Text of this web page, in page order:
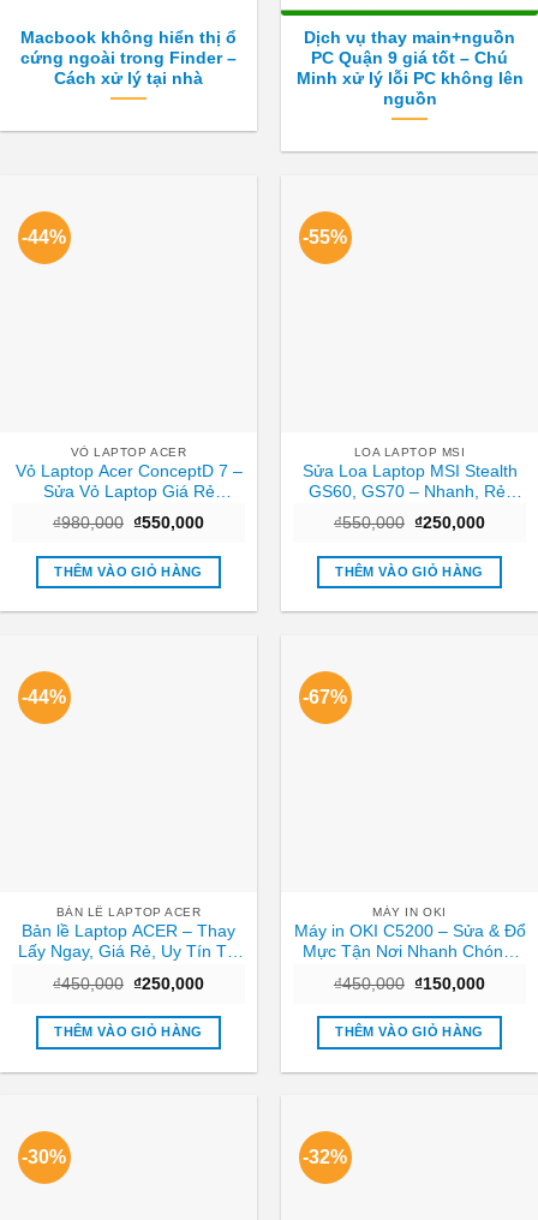
Macbook không hiển thị ổ
cứng ngoài trong Finder –
Cách xử lý tại nhà
Dịch vụ thay main+nguồn
PC Quận 9 giá tốt – Chú
Minh xử lý lỗi PC không lên
nguồn
-44%
VỎ LAPTOP ACER
Vỏ Laptop Acer ConceptD 7 –
Sửa Vỏ Laptop Giá Rẻ
₫980,000 Giá
là:
₫980,000.
₫550,000Giá
tại
₫550,000.
THÊM VÀO GIỎ HÀNG
-55%
LOA LAPTOP MSI
Sửa Loa Laptop MSI Stealth
GS60, GS70 – Nhanh, Rẻ,
₫550,000 Giá
là:
₫550,000.
₫250,000Giá
tại
THÊM VÀO GIỎ HÀNG
-44%
BẢN LỀ LAPTOP ACER
Bản lề Laptop ACER – Thay
Lấy Ngay, Giá Rẻ, Uy Tín Tại
₫450,000 Giá
là:
₫450,000.
₫250,000Giá
tại
₫250,000.
THÊM VÀO GIỎ HÀNG
-67%
MÁY IN OKI
Máy in OKI C5200 – Sửa & Đổ
Mực Tận Nơi Nhanh Chóng,
₫450,000 Giá
là:
₫450,000.
₫150,000Giá
tại
THÊM VÀO GIỎ HÀNG
-30% -32%